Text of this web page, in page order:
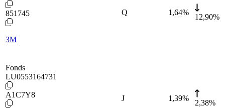
851745
3M
Q 1,64%
12,90%
Fonds
LU0553164731
A1C7Y8 J 1,39%
2,38%